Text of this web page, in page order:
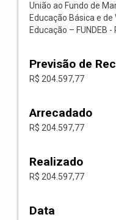
União ao Fundo de
Educação Básica e
Educação – FUNDEB -
Previsão de
R$ 204.597,77
Arrecadado
R$ 204.597,77
Realizado
R$ 204.597,77
Data